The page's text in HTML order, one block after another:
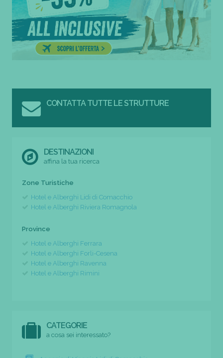
CONTATTA TUTTE LE STRUTTURE
DESTINAZIONI
affina la tua ricerca
Zone Turistiche
Hotel e Alberghi Lidi di Comacchio
Hotel e Alberghi Riviera Romagnola
Province
Hotel e Alberghi Ferrara
Hotel e Alberghi Forli-Cesena
Hotel e Alberghi Ravenna
Hotel e Alberghi Rimini
CATEGORIE
a cosa sei interessato?